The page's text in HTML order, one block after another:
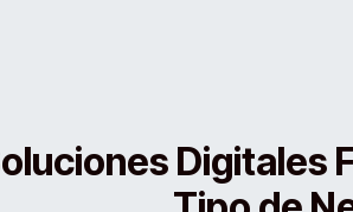
Digitales